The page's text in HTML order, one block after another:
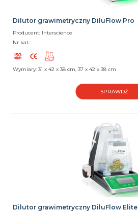
Dilutor grawimetryczny DiluFlow Pro
Producent: Interscience
Nr kat.:
Wymiary: 31 x 42 x 38 cm, 37 x 42 x 38 cm
SPRAWDŹ
Dilutor grawimetryczny DiluFlow Elite